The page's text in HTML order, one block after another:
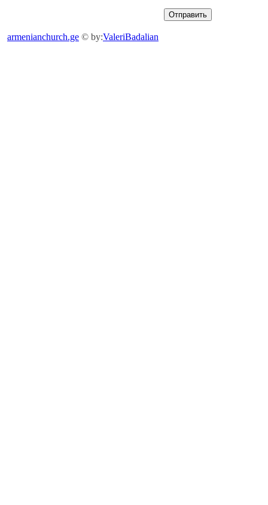
armenianchurch.ge © by:ValeriBadalian